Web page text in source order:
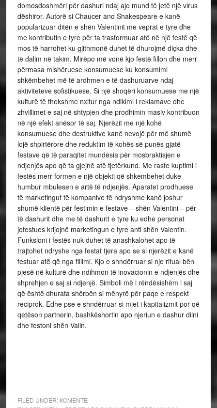
domosdoshmëri për dashuri ndaj ajo mund të jetë një virus
dëshiror. Autorë si Chaucer and Shakespeare e kanë
popularizuar ditën e shën Valentinit me veprat e tyre dhe
me kontributin e tyre për ta trasformuar atë në një festë që
mos të harrohet ku gjithmonë duhet të dhurojmë diçka dhe
të dalim në takim. Mirëpo më vonë kjo festë fillon dhe merr
përmasa mishëruese konsumuese ku konsumimi
shkëmbehet më të ardhmen e të dashuruarve ndaj
aktiviteteve sofistikuese. Si një shoqëri konsumuese me një
kulturë të thekshme nxitur nga ndikimi i reklamave dhe
zhvillimet e saj në shtypjen dhe prodhimin masiv kontribuon
në një efekt anësor të saj. Njerëzit me një kohë
konsumuese dhe destruktive kanë nevojë për më shumë
lojë shpirtërore dhe reduktim të kohës së punës gjatë
festave që të paraqitet mundësia për mosbraktisjen e
ndjenjës apo që ta gjejnë atë tjetërkund. Me raste kuptimi i
festës merr formen e një objekti që shkembehet duke
humbur mbulesen e artë të ndjenjës. Aparatet prodhuese
të marketingut të kompanive të ndryshme kanë joshur
shumë klientë për festimin e festave – shën Valentini – për
të dashurit dhe me të dashurit e tyre ku edhe personat
jofestues krijojnë marketingun e tyre anti shën Valentin.
Funksioni i festës nuk duhet të anashkalohet apo të
trajtohet ndryshe nga festat tjera apo se si njerëzit e kanë
festuar atë që nga fillimi. Kjo e shndërruar si nje ritual bën
pjesë në kulturë dhe ndihmon të inovacionin e ndjenjës dhe
shprehjen e saj si ndjenjë. Simboli më i rëndësishëm i saj
që është dhurata shërbën si mënyrë për paqe e respekt
reciprok. Edhe pse e shndërruar si mjet i kapitalizmit por që
qetëson partnerin, bashkëshortin apo njeriun e dashur dilni
dhe festoni shën Valin.
FILED UNDER: KOMENTE